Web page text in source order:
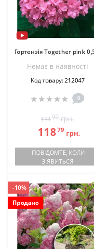
Гортензія Тogether pink
Немає в наявностi
Код товару: 212047
0
13199грн.
11879 грн.
ПОВІДОМТЕ, КОЛИ
З'ЯВИТЬСЯ
-10%
Продано